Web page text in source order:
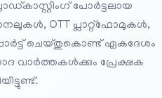
പോർട്ടലായ
OTT പ്ലാറ്റ്‌ഫോമുകൾ,
ചെയ്തുകൊണ്ട് ഏകദേശം
വാർത്തകൾക്കും പ്രേക്ഷക